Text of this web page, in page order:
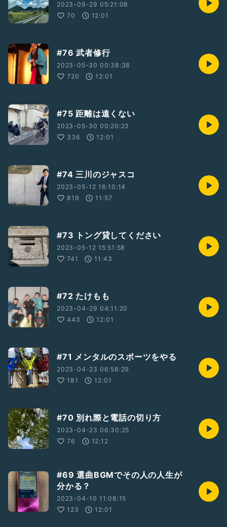
2023-09-29 05:21:08
70
12:01
#76 武者修行
2023-05-30 00:38:38
720
12:01
#75 距離は遠くない
2023-05-30 00:20:23
336
12:01
#74 三川のジャスコ
2023-05-12 16:10:14
819
11:57
#73 トング貸してください
2023-05-12 15:51:58
741
11:43
#72 たけもも
2023-04-29 04:11:20
443
12:01
#71 メンタルのスポーツをやる
2023-04-23 06:58:29
181
12:01
#70 別れ際と電話の切り方
2023-04-23 06:30:25
76
12:12
#69 選曲BGMでその人の人生が
分かる？
2023-04-10 11:08:15
123
12:01